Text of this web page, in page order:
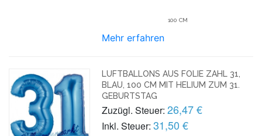
100 CM
Mehr erfahren
LUFTBALLONS AUS FOLIE ZAHL 31,
BLAU, 100 CM MIT HELIUM ZUM 31.
GEBURTSTAG
Zuzügl. Steuer: 26,47 €
Inkl. Steuer: 31,50 €